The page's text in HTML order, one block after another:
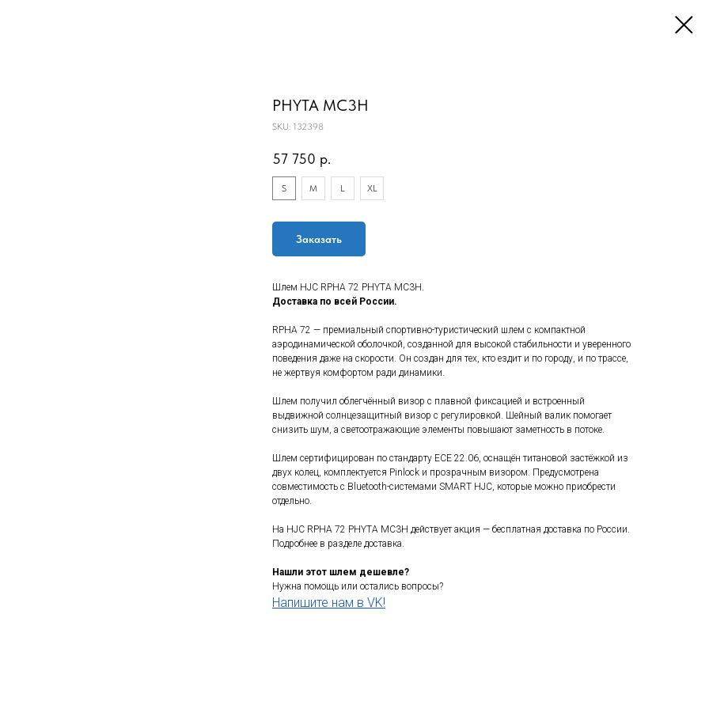
PHYTA MC3H
SKU: 132398
57 750 р.
S M L XL
Заказать
Шлем HJC RPHA 72 PHYTA MC3H.
Доставка по всей России.
RPHA 72 — премиальный спортивно-туристический шлем с компактной
аэродинамической оболочкой, созданной для высокой стабильности и уверенного
поведения даже на скорости. Он создан для тех, кто ездит и по городу, и по трассе,
не жертвуя комфортом ради динамики.
Шлем получил облегчённый визор с плавной фиксацией и встроенный
выдвижной солнцезащитный визор с регулировкой. Шейный валик помогает
снизить шум, а светоотражающие элементы повышают заметность в потоке.
Шлем сертифицирован по стандарту ECE 22.06, оснащён титановой застёжкой из
двух колец, комплектуется Pinlock и прозрачным визором. Предусмотрена
совместимость с Bluetooth-системами SMART HJC, которые можно приобрести
отдельно.
На HJC RPHA 72 PHYTA MC3H действует акция — бесплатная доставка по России.
Подробнее в разделе доставка.
Нашли этот шлем дешевле?
Нужна помощь или остались вопросы?
Напишите нам в VK!